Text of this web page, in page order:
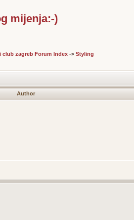
mijenja:-)
club zagreb Forum Index -> Styling
Author